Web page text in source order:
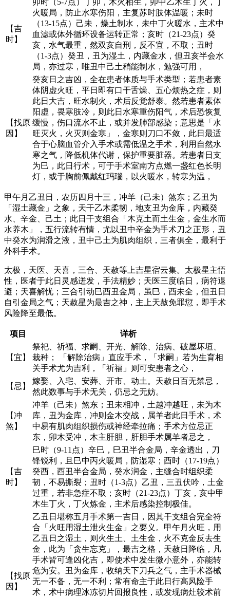
【吉
时】
火暖局，防止水寒伤阳，主复苏时肢体温暖；未时
（13-15点）己未，燥土制水，未中丁火暖水，主术中
血滤或体外循环设备运转正常；亥时（21-23点）癸
亥，水气最重，然双亥自刑，反不宜，不取；丑时
（1-3点）癸丑，丑为湿土，内藏金水，但丑亥半会水
局，亦过寒，唯丑中己土稍能制水，勉强可用，
【找原
因】
癸亥日之吉凶，全在患者体质与手术类型；若患者素
体阴虚火旺，平日即有口干舌燥、五心烦热之症，则
此日大吉，旺水制火，术后反觉舒泰。然若患者素体
阳虚，畏寒肢冷，则此日水寒重伤阳气，术后恐恢复
缓慢，伤口流水不止，或并发肺部感染；意思是「水
旺灭火，火灭则金寒」，金寒则刀口不敛，此日最适
合于心脑血管介入手术或需低温之手术，利用自然水
寒之气，降低机体代谢，保护重要脏器。若患者日支
为巳，此日行术，可于手术室南方点燃一盏红色长明
灯，或于胸前佩戴红玛瑙，以火暖水，转寒为温，
甲午月乙丑日，农历四月十三，冲羊（己未）煞东；乙丑为
「湿土藏金」之象，天干乙木柔韧，地支丑为金库，内藏癸
水、辛金、己土；此日干支组合「木克土而土生金，金生水而
水养木」，五行流转有情，尤以丑中辛金为手术刀之正形，丑
中癸水为润滑之液，丑中己土为肌肉组织，三者俱全，最利于
外科手术。
太极，天医、天喜，三合、天赦等上吉星宿云集。太极星主悟
性，医者于此日灵感迸发，手法精妙；天医三度临日，病符退
避；天喜解忧；三合引动巳酉丑金局，虽巳，酉未全，但丑日
自引金局之气；天赦星为最吉之神，主上天赦免罪愆，即手术
风险降至最低。
项目 详析
【宜】
祭祀、祈福、求嗣、开光、解除、治病、破屋坏垣、
栽种； 「解除治病」直应手术，「求嗣」若为生育相
关手术尤为吉利，「祈福」则可安患者之心，
【忌】
嫁娶、入宅、安葬、开市、动土。天赦日百无禁忌，
然此数事与手术无关，仍忌之无妨。
【冲
煞】
冲羊（己未）煞东；丑未相冲，土越冲越旺，未为木
库，丑为金库，冲则金木交战，属羊者此日手术，术
中易有肌肉组织损伤或神经牵拉痛；手术方位忌正
东，卯木受冲，木主肝胆，肝胆手术属羊者忌之，
【吉
时】
巳时（9-11点）辛巳，巳丑半合金局，辛金透出，刀
锋锐利，且巳中丙火暖局，防湿寒；酉时（17-19点）
癸酉，酉丑半合金局，癸水润金，主缝合时组织柔
韧，不易撕裂；丑时（1-3点）乙丑，三丑伏吟，土金
过重，若非急症不取；亥时（21-23点）丁亥，亥中甲
木生丁火，丁火炼金，主术后感染控制极佳。
【找原
因】
乙丑日堪称五月手术第一吉日，因其干支组合完全符
合「火旺用湿土泄火生金」之要义。甲午月火旺，用
乙丑日之湿土，则火生土、土生金，火不克金反去生
金，此为「贪生忘克」，最吉之格，天赦日降临，凡
手术皆可逢凶化吉，即使术中发生微小意外，亦能转
危为安。丑为金库，收纳天下刀兵之气，主手术器械
无一不备，无一不利；常有命主于此日行高风险手
术，术中病理冰冻切片回报良性，或发现病灶较术前